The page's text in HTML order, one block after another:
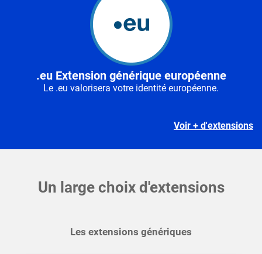
.eu Extension générique européenne
Le .eu valorisera votre identité européenne.
Voir + d'extensions
Un large choix d'extensions
Les extensions génériques